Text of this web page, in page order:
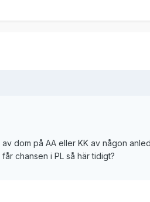
dom på AA eller KK av någon
chansen i PL så här tidigt?